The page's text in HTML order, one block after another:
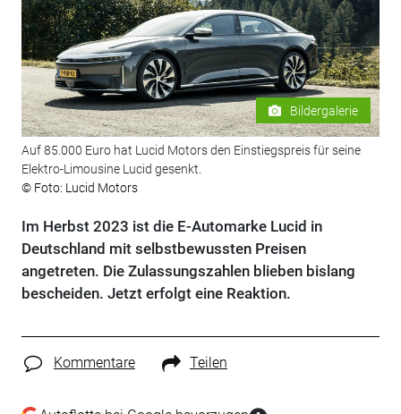
Bildergalerie
Auf 85.000 Euro hat Lucid Motors den Einstiegspreis für seine
Elektro-Limousine Lucid gesenkt.
© Foto: Lucid Motors
Im Herbst 2023 ist die E-Automarke Lucid in
Deutschland mit selbstbewussten Preisen
angetreten. Die Zulassungszahlen blieben bislang
bescheiden. Jetzt erfolgt eine Reaktion.
Kommentare Teilen